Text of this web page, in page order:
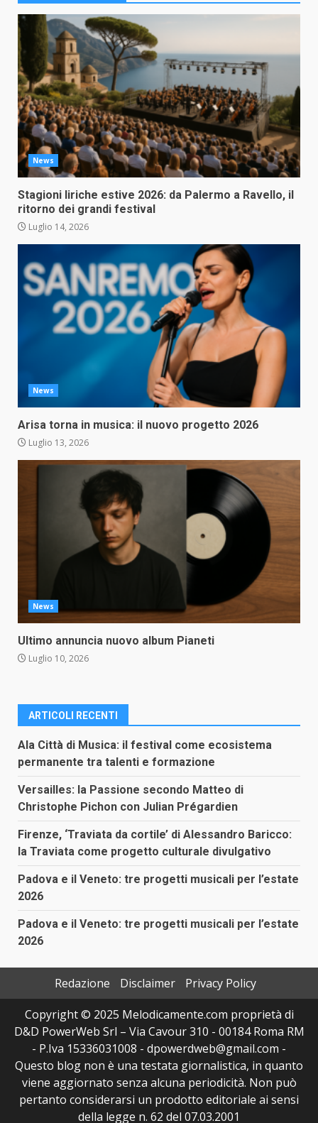
News
Stagioni liriche estive 2026: da Palermo a Ravello, il
ritorno dei grandi festival
Luglio 14, 2026
News
Arisa torna in musica: il nuovo progetto 2026
Luglio 13, 2026
News
Ultimo annuncia nuovo album Pianeti
Luglio 10, 2026
ARTICOLI RECENTI
Ala Città di Musica: il festival come ecosistema
permanente tra talenti e formazione
Versailles: la Passione secondo Matteo di
Christophe Pichon con Julian Prégardien
Firenze, ‘Traviata da cortile’ di Alessandro Baricco:
la Traviata come progetto culturale divulgativo
Padova e il Veneto: tre progetti musicali per l’estate
2026
Padova e il Veneto: tre progetti musicali per l’estate
2026
Redazione Disclaimer
Privacy Policy
Copyright © 2025 Melodicamente.com proprietà di
D&D PowerWeb Srl – Via Cavour 310 - 00184 Roma RM
- P.Iva 15336031008 - dpowerdweb@gmail.com -
Questo blog non è una testata giornalistica, in quanto
viene aggiornato senza alcuna periodicità. Non può
pertanto considerarsi un prodotto editoriale ai sensi
della legge n. 62 del 07.03.2001